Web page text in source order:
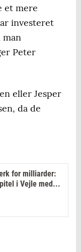
et mere
investeret
man
Peter
eller Jesper
da de
for milliarder:
i Vejle med...